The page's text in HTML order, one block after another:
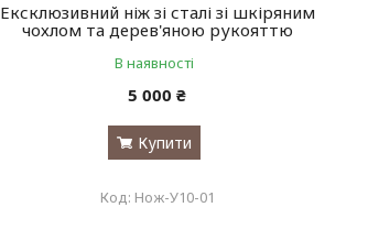
Ексклюзивний ніж зі сталі зі шкіряним
чохлом та дерев'яною рукояттю
В наявності
5 000 ₴
Купити
Нож-У10-01